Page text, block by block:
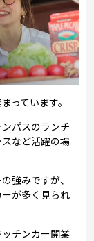
っています。
パスのランチ
など活躍の場
強みですが、
が多く見られ
チンカー開業